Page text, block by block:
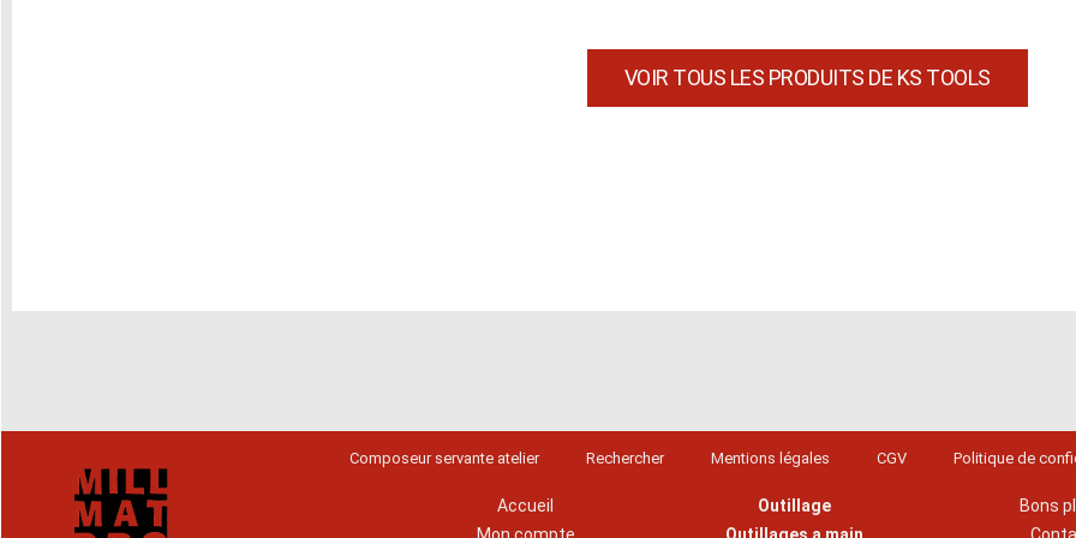
VOIR TOUS LES PRODUITS DE KS TOOLS
Composeur servante atelier Rechercher Mentions légales CGV Politique de
Accueil
Outillage
Bons